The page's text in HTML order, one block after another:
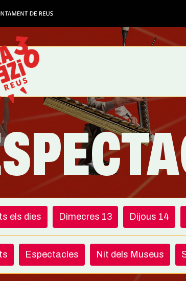
els dies Dimecres 13 Dijous 14
Espectacles Nit dels Museus